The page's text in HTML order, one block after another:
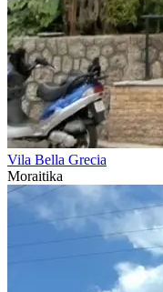
Vila Bella Grecia
Moraitika